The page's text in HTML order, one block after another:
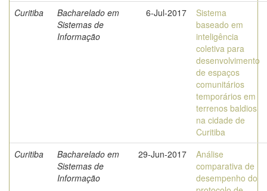
Curitiba
Bacharelado em
Sistemas de
Informação
6-Jul-2017
Sistema
baseado em
inteligência
coletiva para
desenvolvimento
de espaços
comunitários
temporários em
terrenos baldios
na cidade de
Curitiba
Curitiba
Bacharelado em
Sistemas de
Informação
29-Jun-2017
Análise
comparativa de
desempenho do